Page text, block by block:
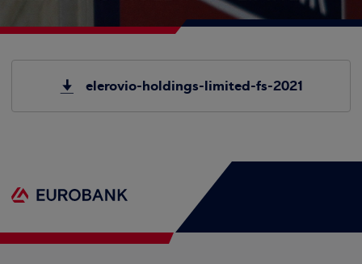
elerovio-holdings-limited-fs-2021